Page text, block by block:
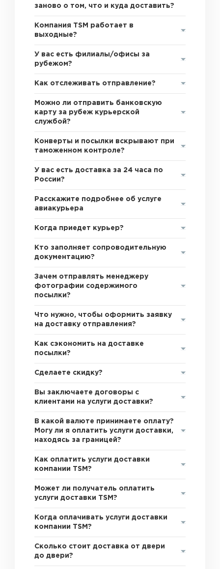
заново о том, что и куда доставить?
Компания TSM работает в
выходные?
У вас есть филиалы/офисы за
рубежом?
Как отслеживать отправление?
Можно ли отправить банковскую
карту за рубеж курьерской
службой?
Конверты и посылки вскрывают при
таможенном контроле?
У вас есть доставка за 24 часа по
России?
Расскажите подробнее об услуге
авиакурьера
Когда приедет курьер?
Кто заполняет сопроводительную
документацию?
Зачем отправлять менеджеру
фотографии содержимого
посылки?
Что нужно, чтобы оформить заявку
на доставку отправления?
Как сэкономить на доставке
посылки?
Сделаете скидку?
Вы заключаете договоры с
клиентами на услуги доставки?
В какой валюте принимаете оплату?
Могу ли я оплатить услуги доставки,
находясь за границей?
Как оплатить услуги доставки
компании TSM?
Может ли получатель оплатить
услуги доставки TSM?
Когда оплачивать услуги доставки
компании TSM?
Сколько стоит доставка от двери
до двери?